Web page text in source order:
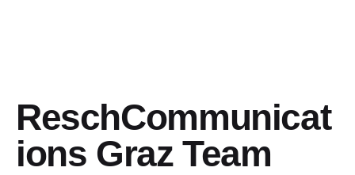
ReschCommunicat
ions Graz Team